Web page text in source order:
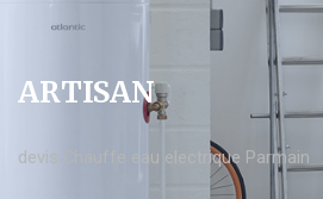
ARTISAN
devis Chauffe eau electrique Parmain